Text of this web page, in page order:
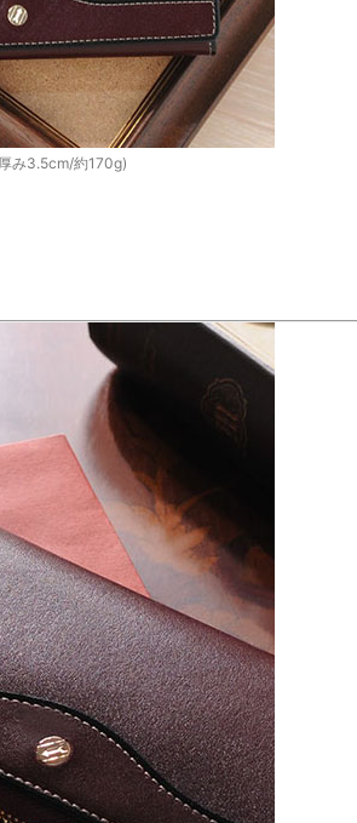
み3.5cm/約170g)